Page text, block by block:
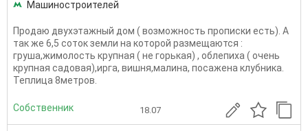
Машиностроителей
Продаю двухэтажный дом ( возможность прописки есть). А
так же 6,5 соток земли на которой размещаются :
груша,жимолость крупная ( не горькая) , облепиха ( очень
крупная садовая),ирга, вишня,малина, посажена клубника.
Теплица 8метров.
Собственник 18.07